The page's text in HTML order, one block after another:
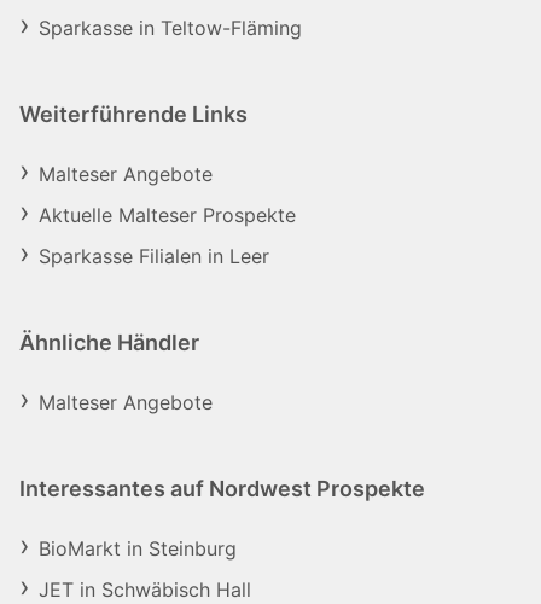
Sparkasse in Teltow-Fläming
Weiterführende Links
Malteser Angebote
Aktuelle Malteser Prospekte
Sparkasse Filialen in Leer
Ähnliche Händler
Malteser Angebote
Interessantes auf Nordwest Prospekte
BioMarkt in Steinburg
JET in Schwäbisch Hall